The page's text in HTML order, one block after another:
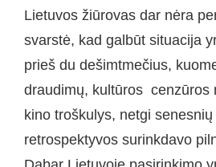
Lietuvos žiūrovas dar nėra
svarstė, kad galbūt situacija
prieš du dešimtmečius,
draudimų, kultūros cenzūros
kino troškulys, netgi senesnių
retrospektyvos surinkdavo